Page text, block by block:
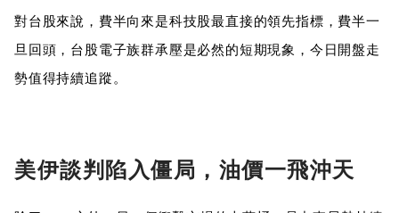
對台股來說，費半向來是科技股最直接的領先指標，費半一
旦回頭，台股電子族群承壓是必然的短期現象，今日開盤走
勢值得持續追蹤。
美伊談判陷入僵局，油價一飛沖天